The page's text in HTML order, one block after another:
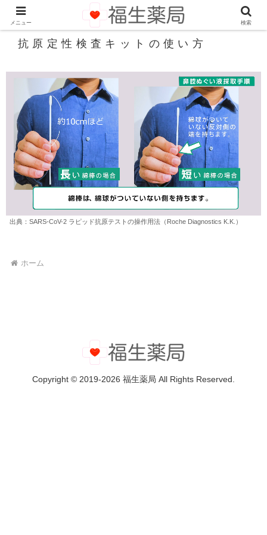
抗原定性検査キットの使い方
出典：SARS-CoV-2 ラピッド抗原テストの操作用法（Roche Diagnostics K.K.）
ホーム
Copyright © 2019-2026 福生薬局 All Rights Reserved.
メニュー 検索